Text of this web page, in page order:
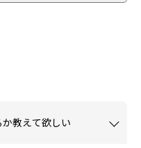
教えて欲しい